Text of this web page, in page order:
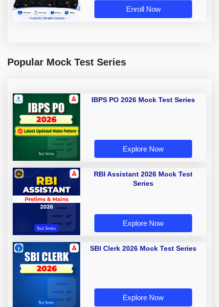
Enroll Now
Popular Mock Test Series
IBPS PO 2026 Mock Test Series
Explore Now
RBI Assistant 2026 Mock Test
Series
Explore Now
SBI Clerk 2026 Mock Test Series
Explore Now